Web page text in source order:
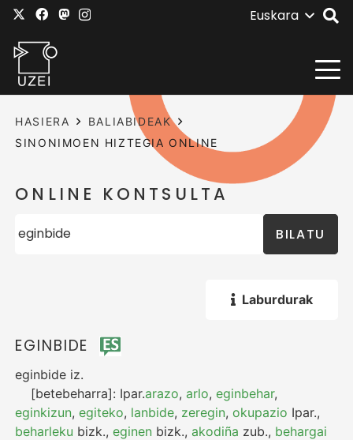
Euskara
HASIERA
BALIABIDEAK
SINONIMOEN HIZTEGIA ONLINE
ONLINE KONTSULTA
BILATU
Laburdurak
EGINBIDE
eginbide iz.
[betebeharra]: Ipar.arazo,arlo,eginbehar,
eginkizun,egiteko, lanbide, zeregin,okupazio Ipar.,
beharleku bizk.,eginen bizk.,akodiña zub., behargai